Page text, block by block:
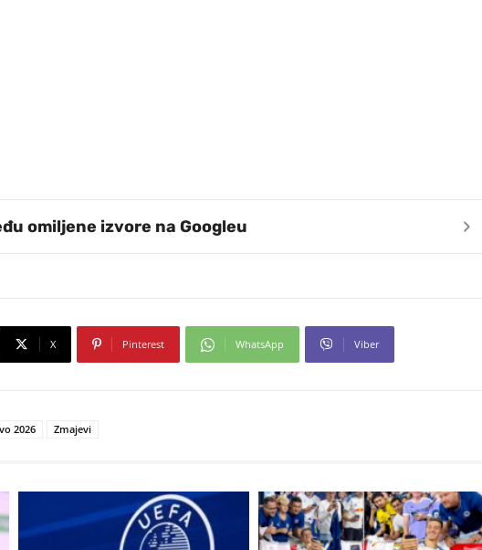
omiljene izvore na Googleu ›
X Pinterest WhatsApp Viber
2026 Zmajevi